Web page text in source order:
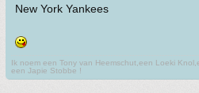
New York Yankees
Ik noem een Tony van Heemschut,een Loeki
een Japie Stobbe !